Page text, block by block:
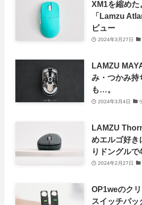
XM1を縮めた
「Lamzu
ビュー
2024年3月27日
LAMZU
み・つかみ持
も…。
2024年3月4日
LAMZU
めエルゴ好き
りドングル
2024年2月27日
OP1weのク
スイッチパッ